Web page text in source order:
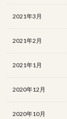
2021年3月
2021年2月
2021年1月
2020年12月
2020年10月